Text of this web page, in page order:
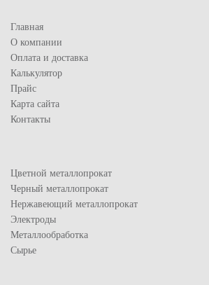
Главная
О компании
Оплата и доставка
Калькулятор
Прайс
Карта сайта
Контакты
Цветной металлопрокат
Черный металлопрокат
Нержавеющий металлопрокат
Электроды
Металлообработка
Сырье